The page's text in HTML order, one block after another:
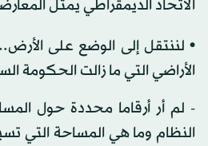
الاتحاد الديمقراطي يمثل
• لننتقل إلى الوضع على
الأراضي التي ما زالت الحكومة
- لم أر أرقاما محددة حول
النظام وما هي المساحة التي